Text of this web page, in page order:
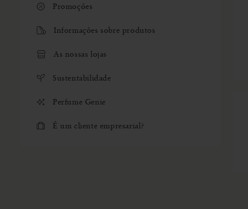
Promoções
Informações sobre produtos
As nossas lojas
Sustentabilidade
Perfume Genie
É um cliente empresarial?